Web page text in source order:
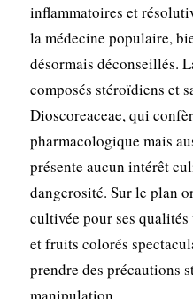
inflammatoires et
la médecine populaire,
désormais déconseillés.
composés stéroïdiens et
Dioscoreaceae, qui
pharmacologique mais
présente aucun intérêt
dangerosité. Sur le plan
cultivée pour ses
et fruits colorés
prendre des précautions